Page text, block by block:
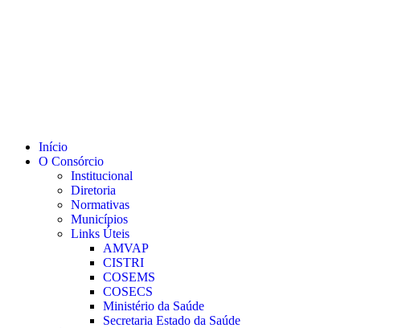
Início
O Consórcio
Institucional
Diretoria
Normativas
Municípios
Links Úteis
AMVAP
CISTRI
COSEMS
COSECS
Ministério da Saúde
Secretaria Estado da Saúde